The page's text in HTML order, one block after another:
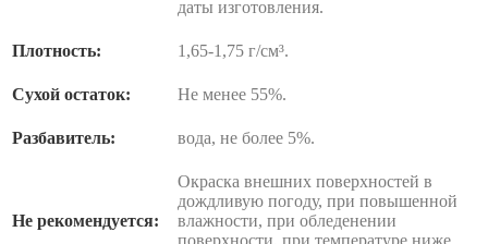
даты изготовления.
Плотность: 1,65-1,75 г/см³.
Сухой остаток: Не менее 55%.
Разбавитель: вода, не более 5%.
Не рекомендуется:
Окраска внешних поверхностей в
дождливую погоду, при повышенной
влажности, при обледенении
поверхности, при температуре ниже